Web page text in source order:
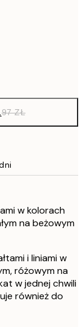
97 ZŁ
w kolorach
na beżowym
i liniami w
różowym na
w jednej chwili
również do